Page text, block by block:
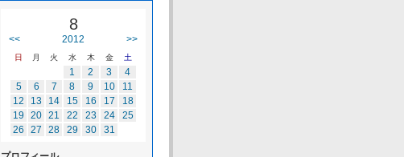
8
<< 2012 >>
日 月 火 水 木 金 土
1 2 3
4
5
6 7 8 9 10
11
12
13 14 15 16 17
18
19
20 21 22 23 24
25
26
27 28 29 30 31